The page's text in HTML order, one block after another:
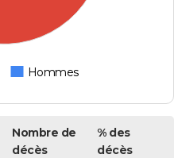
Hommes
Nombre de
décès
% des
décès